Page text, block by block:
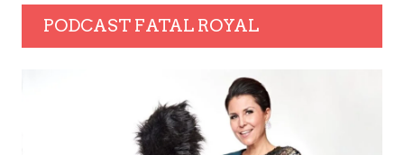
PODCAST FATAL ROYAL